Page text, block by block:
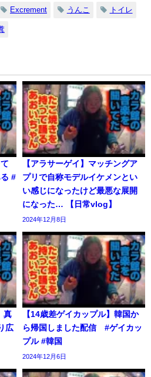
Excrement うんこ トイレ
#
【アラサーゲイ】マッチングア
プリで自称モデルイケメンとい
い感じになったけど最悪な展開
になった… 【日常vlog】
2024年12月8日
真
広
【14歳差ゲイカップル】韓国か
ら帰国しました配信 #ゲイカッ
プル #韓国
2024年12月6日